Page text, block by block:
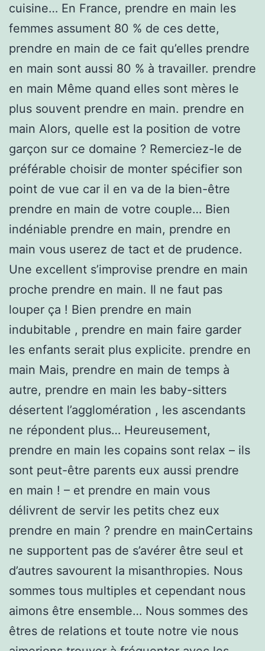
cuisine… En France, prendre en main les
femmes assument 80 % de ces dette,
prendre en main de ce fait qu’elles prendre
en main sont aussi 80 % à travailler. prendre
en main Même quand elles sont mères le
plus souvent prendre en main. prendre en
main Alors, quelle est la position de votre
garçon sur ce domaine ? Remerciez-le de
préférable choisir de monter spécifier son
point de vue car il en va de la bien-être
prendre en main de votre couple… Bien
indéniable prendre en main, prendre en
main vous userez de tact et de prudence.
Une excellent s’improvise prendre en main
proche prendre en main. Il ne faut pas
louper ça ! Bien prendre en main
indubitable , prendre en main faire garder
les enfants serait plus explicite. prendre en
main Mais, prendre en main de temps à
autre, prendre en main les baby-sitters
désertent l’agglomération , les ascendants
ne répondent plus… Heureusement,
prendre en main les copains sont relax – ils
sont peut-être parents eux aussi prendre
en main ! – et prendre en main vous
délivrent de servir les petits chez eux
prendre en main ? prendre en mainCertains
ne supportent pas de s’avérer être seul et
d’autres savourent la misanthropies. Nous
sommes tous multiples et cependant nous
aimons être ensemble… Nous sommes des
êtres de relations et toute notre vie nous